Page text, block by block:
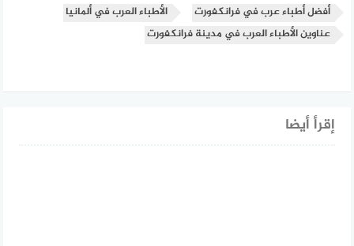
أفضل أطباء عرب في فرانكفورت
الأطباء العرب في ألمانيا
عناوين الأطباء العرب في مدينة فرانكفورت
إقرأ أيضا